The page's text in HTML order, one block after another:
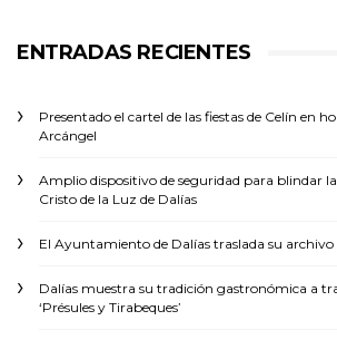
ENTRADAS RECIENTES
Presentado el cartel de las fiestas de Celín en
Arcángel
Amplio dispositivo de seguridad para blindar
Cristo de la Luz de Dalías
El Ayuntamiento de Dalías traslada su archivo
Dalías muestra su tradición gastronómica a
‘Présules y Tirabeques’